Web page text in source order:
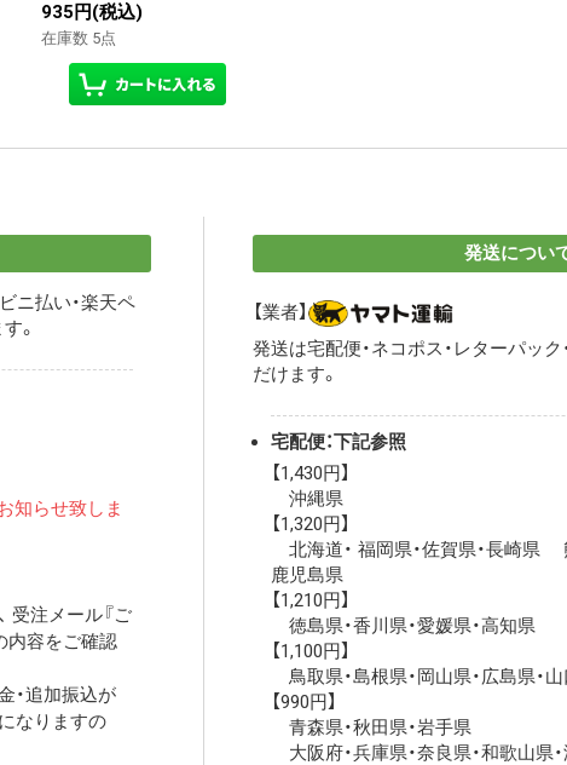
935円(税込)
在庫数 5点
ニ払い・楽天ペ
。
知らせ致しま
受注メール『ご
内容をご確認
・追加振込が
なりますの
発送につい
【業者】
発送は宅配便・ネコポス・レターパッ
だけます。
宅配便：下記参照
【1,430円】
沖縄県
【1,320円】
北海道・ 福岡県・佐賀県・長崎県
鹿児島県
【1,210円】
徳島県・香川県・愛媛県・高知県
【1,100円】
鳥取県・島根県・岡山県・広島県・
【990円】
青森県・秋田県・岩手県
大阪府・兵庫県・奈良県・和歌山県